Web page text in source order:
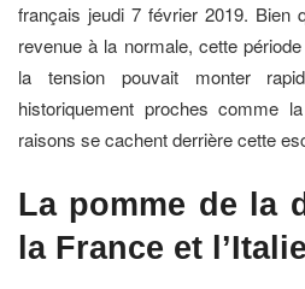
français jeudi 7 février 2019. Bien
revenue à la normale, cette
la tension pouvait monter
historiquement proches comme
raisons se cachent derrière cette
La pomme de la
la France et l’Italie